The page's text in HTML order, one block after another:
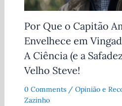
Por Que o Capitão
Envelhece em
A Ciência (e a
Velho Steve!
0 Comments / Opinião e
Zazinho